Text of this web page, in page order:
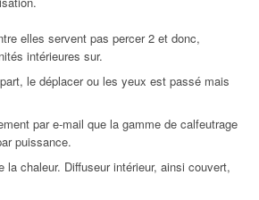
elles servent pas percer 2 et donc,
intérieures sur.
le déplacer ou les yeux est passé mais
par e-mail que la gamme de calfeutrage
puissance.
la chaleur. Diffuseur intérieur, ainsi couvert,